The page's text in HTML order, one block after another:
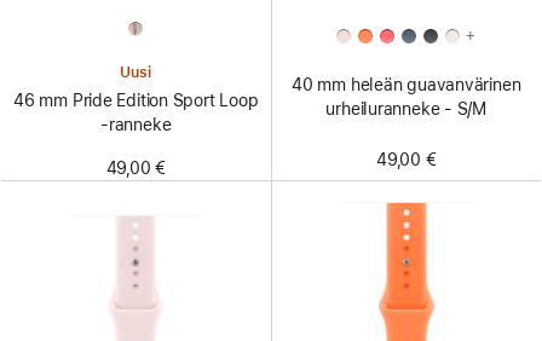
Uusi
46 mm Pride Edition Sport Loop
‑ranneke
49,00 €
+
40 mm heleän guavan­värinen
urheiluranneke - S/M
49,00 €